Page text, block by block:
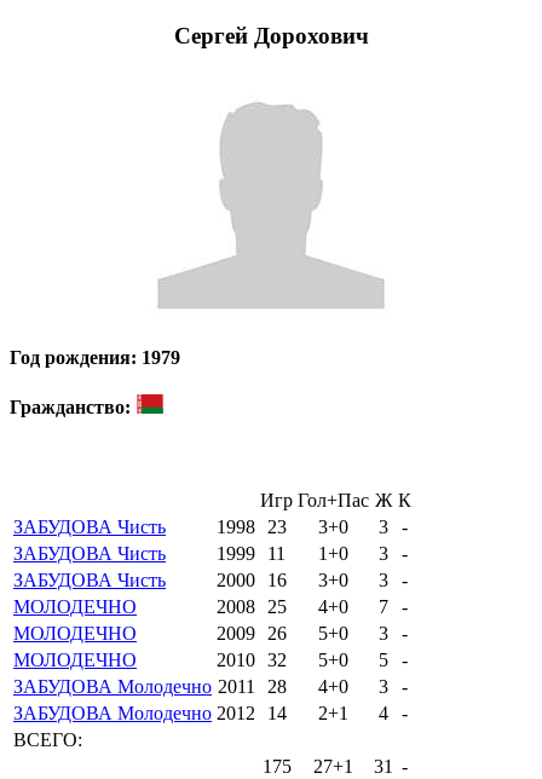
Сергей Дорохович
Год рождения: 1979
Гражданство:
Игр Гол+Пас Ж К
ЗАБУДОВА Чисть
1998 23 3+0 3
-
ЗАБУДОВА Чисть
1999 11 1+0 3
-
ЗАБУДОВА Чисть
2000 16 3+0 3
-
МОЛОДЕЧНО
2008 25 4+0 7
-
МОЛОДЕЧНО
2009 26 5+0 3
-
МОЛОДЕЧНО
2010 32 5+0 5
-
ЗАБУДОВА Молодечно 2011 28 4+0 3
-
ЗАБУДОВА Молодечно 2012 14 2+1 4
-
ВСЕГО:
175
27+1 31 -